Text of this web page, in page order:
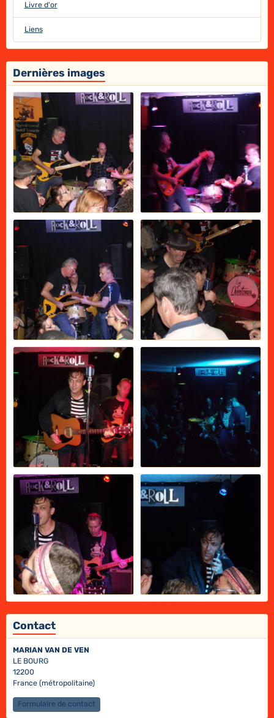
Livre d'or
Liens
Dernières images
Contact
MARIAN VAN DE VEN
LE BOURG
12200
France (métropolitaine)
Formulaire de contact